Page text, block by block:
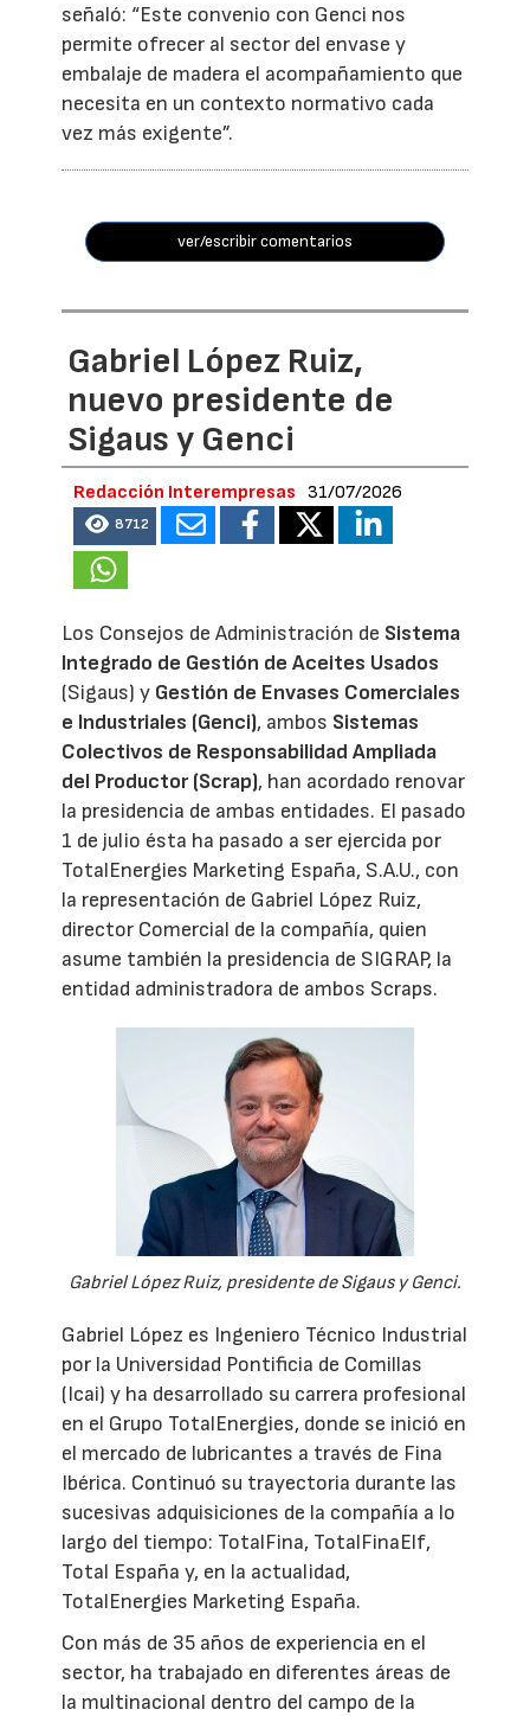
señaló: “Este convenio con Genci nos
permite ofrecer al sector del envase y
embalaje de madera el acompañamiento que
necesita en un contexto normativo cada
vez más exigente”.
ver/escribir comentarios
Gabriel López Ruiz,
nuevo presidente de
Sigaus y Genci
Redacción Interempresas 31/07/2026
8712
Los Consejos de Administración de Sistema
Integrado de Gestión de Aceites Usados
(Sigaus) y Gestión de Envases Comerciales
e Industriales (Genci), ambos Sistemas
Colectivos de Responsabilidad Ampliada
del Productor (Scrap), han acordado renovar
la presidencia de ambas entidades. El pasado
1 de julio ésta ha pasado a ser ejercida por
TotalEnergies Marketing España, S.A.U., con
la representación de Gabriel López Ruiz,
director Comercial de la compañía, quien
asume también la presidencia de SIGRAP, la
entidad administradora de ambos Scraps.
Gabriel López Ruiz, presidente de Sigaus y Genci.
Gabriel López es Ingeniero Técnico Industrial
por la Universidad Pontificia de Comillas
(Icai) y ha desarrollado su carrera profesional
en el Grupo TotalEnergies, donde se inició en
el mercado de lubricantes a través de Fina
Ibérica. Continuó su trayectoria durante las
sucesivas adquisiciones de la compañía a lo
largo del tiempo: TotalFina, TotalFinaElf,
Total España y, en la actualidad,
TotalEnergies Marketing España.
Con más de 35 años de experiencia en el
sector, ha trabajado en diferentes áreas de
la multinacional dentro del campo de la